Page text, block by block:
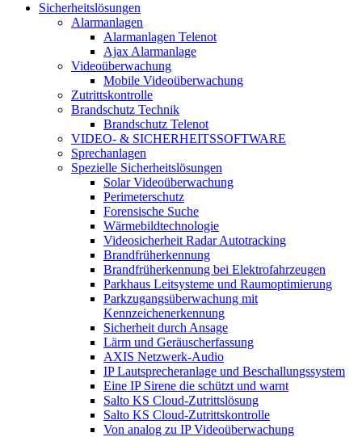
Sicherheitslösungen
Alarmanlagen
Alarmanlagen Telenot
Ajax Alarmanlage
Videoüberwachung
Mobile Videoüberwachung
Zutrittskontrolle
Brandschutz Technik
Brandschutz Telenot
VIDEO- & SICHERHEITSSOFTWARE
Sprechanlagen
Spezielle Sicherheitslösungen
Solar Videoüberwachung
Perimeterschutz
Forensische Suche
Wärmebildtechnologie
Videosicherheit Radar Autotracking​
Brandfrüherkennung
Brandfrüherkennung bei Elektrofahrzeugen
Parkhaus Leitsysteme und Raumoptimierung
Parkzugangsüberwachung mit
Kennzeichenerkennung
Sicherheit durch Ansage
Lärm und Geräuscherfassung
AXIS Netzwerk-Audio
IP Lautsprecheranlage und Beschallungssystem
Eine IP Sirene die schützt und warnt
Salto KS Cloud-Zutrittslösung
Salto KS Cloud-Zutrittskontrolle
Von analog zu IP Videoüberwachung